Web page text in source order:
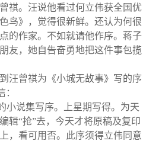
祺。汪说他看过何立伟获全国优
鸟》，觉得很新鲜。还认为何很
的作家。不如就请他作序。蒋子
友，她自告奋勇地把这件事包揽
汪曾祺为《小城无故事》写的序
小说集写序。上星期写得。为天
辑“抢”去，今天才将原稿及复印
，看可用否。此序须得立伟同意